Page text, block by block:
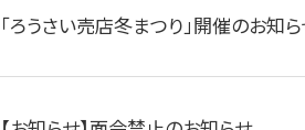
「ろうさい売店冬まつり」開催のお知